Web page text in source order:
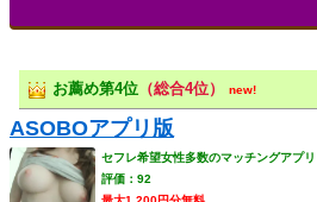
お薦め第4位 （総合4位） new!
ASOBOアプリ版
セフレ希望女性多数のマッチングアプリ
評価：92